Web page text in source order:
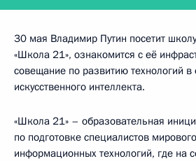
30 мая Владимир Путин посетит
«Школа 21», ознакомится с её
совещание по развитию технологий в
искусственного интеллекта.
«Школа 21» – образовательная
по подготовке специалистов
информационных технологий, где на